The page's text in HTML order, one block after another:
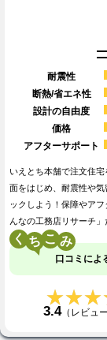
耐震性
断熱/省エネ性
設計の自由度
価格
アフターサポート
いえとち本舗で注文住
面をはじめ、耐震性や
ックしよう！保障やア
んなの工務店リサーチ」
く こ
口コミによ
3.4（レビュ